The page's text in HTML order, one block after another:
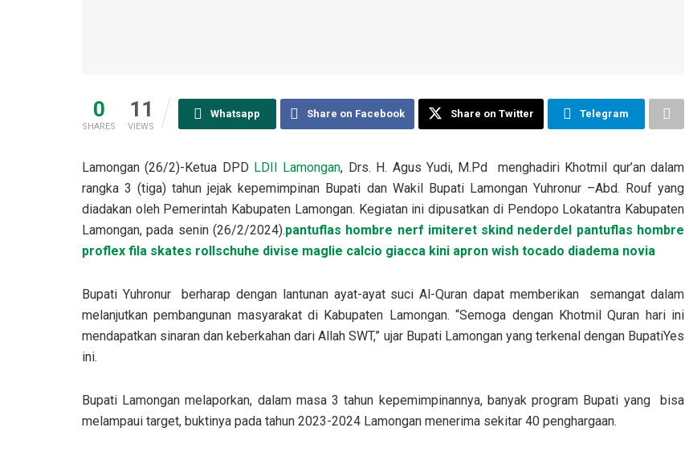
0
SHARES
11
VIEWS
Whatsapp Share on Facebook Share on Twitter Telegram
Lamongan (26/2)-Ketua DPD LDII Lamongan, Drs. H. Agus Yudi, M.Pd menghadiri Khotmil qur’an dalam
rangka 3 (tiga) tahun jejak kepemimpinan Bupati dan Wakil Bupati Lamongan Yuhronur –Abd. Rouf yang
diadakan oleh Pemerintah Kabupaten Lamongan. Kegiatan ini dipusatkan di Pendopo Lokatantra Kabupaten
Lamongan, pada senin (26/2/2024).pantuflas hombre nerf imiteret skind nederdel pantuflas hombre
proflex fila skates rollschuhe divise maglie calcio giacca kini apron wish tocado diadema novia
Bupati Yuhronur berharap dengan lantunan ayat-ayat suci Al-Quran dapat memberikan semangat dalam
melanjutkan pembangunan masyarakat di Kabupaten Lamongan. “Semoga dengan Khotmil Quran hari ini
mendapatkan sinaran dan keberkahan dari Allah SWT,” ujar Bupati Lamongan yang terkenal dengan BupatiYes
ini.
Bupati Lamongan melaporkan, dalam masa 3 tahun kepemimpinannya, banyak program Bupati yang bisa
melampaui target, buktinya pada tahun 2023-2024 Lamongan menerima sekitar 40 penghargaan.